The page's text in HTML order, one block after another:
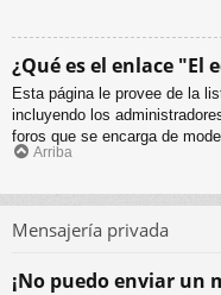
¿Qué es el enlace "El
Esta página le provee de la
incluyendo los
foros que se encarga de
Arriba
Mensajería privada
¡No puedo enviar un